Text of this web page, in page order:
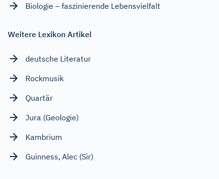
Biologie – faszinierende Lebensvielfalt
Weitere Lexikon Artikel
deutsche Literatur
Rockmusik
Quartär
Jura (Geologie)
Kambrium
Guinness, Alec (Sir)